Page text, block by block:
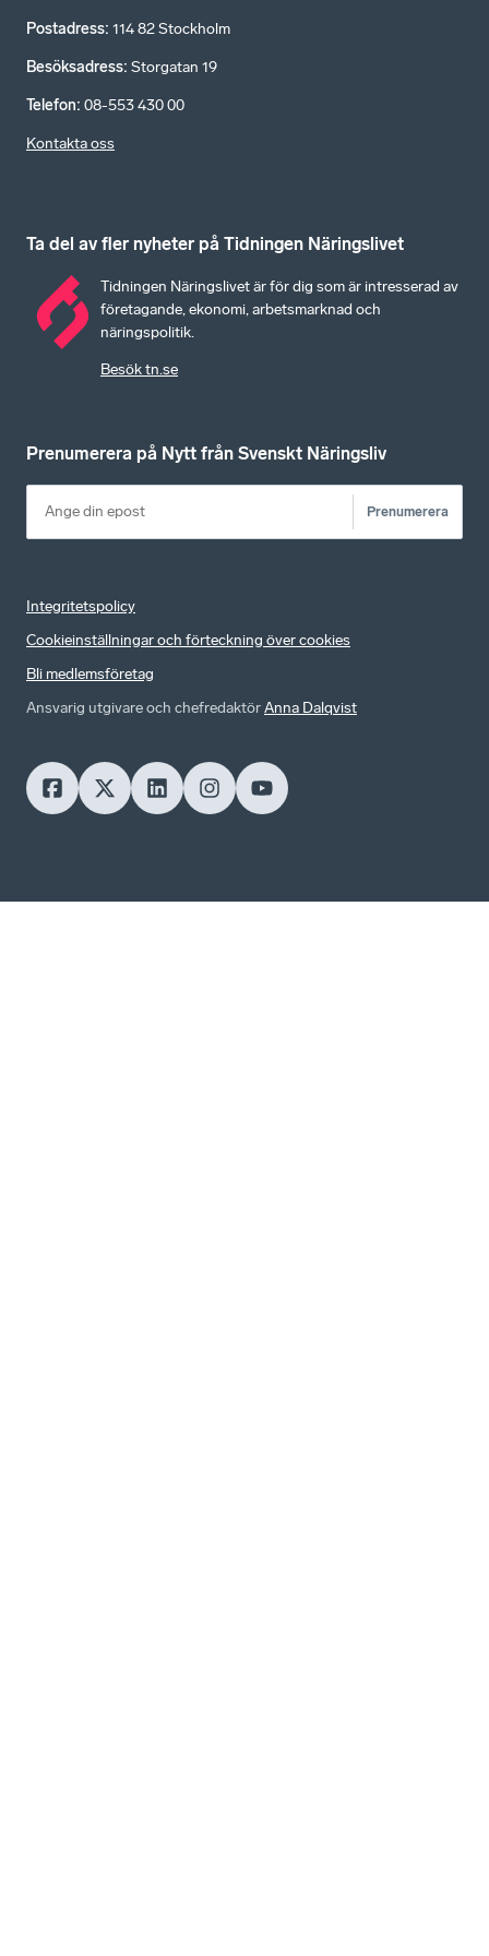
Postadress: 114 82 Stockholm
Besöksadress: Storgatan 19
Telefon: 08-553 430 00
Kontakta oss
Ta del av fler nyheter på Tidningen Näringslivet
Tidningen Näringslivet är för dig som är intresserad av
företagande, ekonomi, arbetsmarknad och
näringspolitik.
Besök tn.se
Prenumerera på Nytt från Svenskt Näringsliv
Prenumerera
Integritetspolicy
Cookieinställningar och förteckning över cookies
Bli medlemsföretag
Ansvarig utgivare och chefredaktörAnna Dalqvist